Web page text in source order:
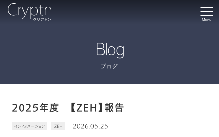
Menu
Blog
ブログ
2025年度 【ZEH】報告
インフォメーション ZEH 2026.05.25